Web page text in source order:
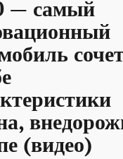
— самый
(видео)